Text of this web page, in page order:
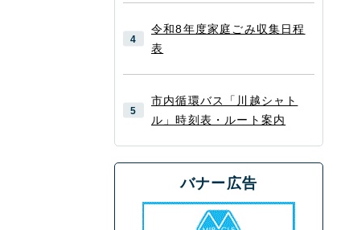
令和8年度家庭ごみ収集日程
表
市内循環バス「川越シャト
ル」時刻表・ルート案内
バナー広告